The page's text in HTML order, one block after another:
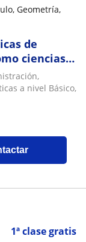
Geometría,
de
ciencias
a nivel Básico,
1ª clase gratis